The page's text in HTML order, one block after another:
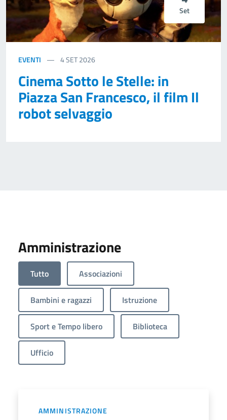
Set
EVENTI 4SET 2026
Cinema Sotto le Stelle: in
Piazza San Francesco, il film Il
robot selvaggio
Amministrazione
Tutto Associazioni
Bambini e ragazzi Istruzione
Sport e Tempo libero Biblioteca
Ufficio
AMMINISTRAZIONE